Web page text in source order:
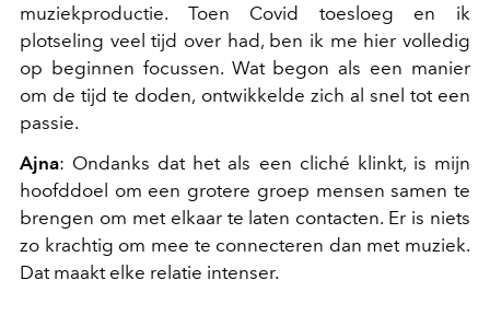
muziekproductie. Toen Covid toesloeg en ik
plotseling veel tijd over had, ben ik me hier volledig
op beginnen focussen. Wat begon als een manier
om de tijd te doden, ontwikkelde zich al snel tot een
passie.
Ajna: Ondanks dat het als een cliché klinkt, is mijn
hoofddoel om een grotere groep mensen samen te
brengen om met elkaar te laten contacten. Er is niets
zo krachtig om mee te connecteren dan met muziek.
Dat maakt elke relatie intenser.